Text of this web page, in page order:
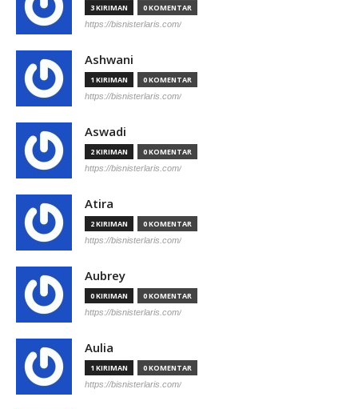
3 KIRIMAN 0 KOMENTAR
https://bisnisterlaris.com/
Ashwani
1 KIRIMAN 0 KOMENTAR
https://bisnisterlaris.com/
Aswadi
2 KIRIMAN 0 KOMENTAR
https://bisnisterlaris.com/
Atira
2 KIRIMAN 0 KOMENTAR
https://bisnisterlaris.com/
Aubrey
0 KIRIMAN 0 KOMENTAR
https://bisnisterlaris.com/
Aulia
1 KIRIMAN 0 KOMENTAR
https://bisnisterlaris.com/